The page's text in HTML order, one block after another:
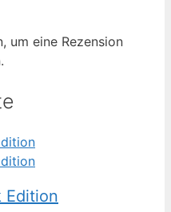
um eine Rezension
Edition